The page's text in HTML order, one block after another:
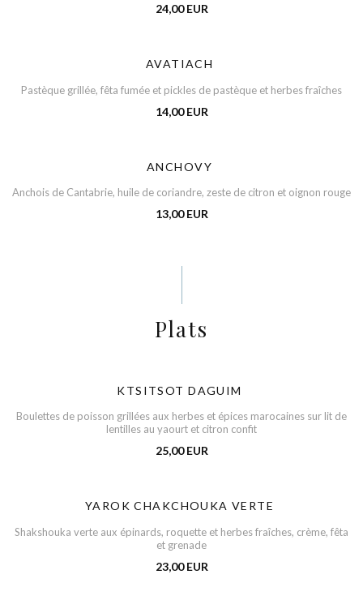
24,00 EUR
AVATIACH
Pastèque grillée, fêta fumée et pickles de pastèque et herbes fraîches
14,00 EUR
ANCHOVY
Anchois de Cantabrie, huile de coriandre, zeste de citron et oignon rouge
13,00 EUR
Plats
KTSITSOT DAGUIM
Boulettes de poisson grillées aux herbes et épices marocaines sur lit de
lentilles au yaourt et citron confit
25,00 EUR
YAROK CHAKCHOUKA VERTE
Shakshouka verte aux épinards, roquette et herbes fraîches, crème, fêta
et grenade
23,00 EUR